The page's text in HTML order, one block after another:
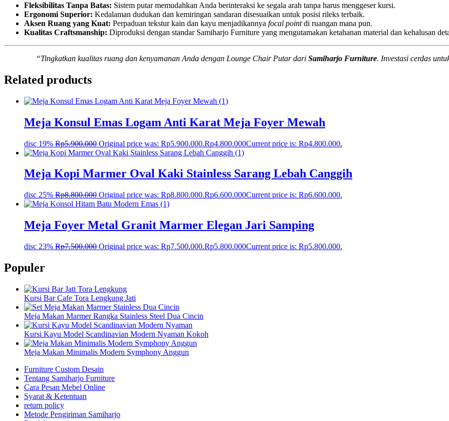
Fleksibilitas Tanpa Batas: Sistem putar memudahkan Anda berinteraksi ke segala arah tanpa harus menggeser kursi.
Ergonomi Superior: Kedalaman dudukan dan kemiringan sandaran disesuaikan untuk posisi rileks terbaik.
Aksen Ruang yang Kuat: Perpaduan tekstur kain dan kayu menjadikannya focal pointdi ruangan mana pun.
Kualitas Craftsmanship: Diproduksi dengan standar Samiharjo Furniture yang mengutamakan ketahanan material dan kehalusan
“Tingkatkan kualitas ruang dan kenyamanan Anda dengan Lounge Chair Putar dari Samiharjo Furniture. Investasi cerdas
Related products
Meja Konsul Emas Logam Anti Karat Meja Foyer Mewah
disc 19% Rp5.900.000 Original price was: Rp5.900.000.Rp4.800.000Current price is: Rp4.800.000.
Meja Kopi Marmer Oval Kaki Stainless Sarang Lebah Canggih
disc 25% Rp8.800.000 Original price was: Rp8.800.000.Rp6.600.000Current price is: Rp6.600.000.
Meja Foyer Metal Granit Marmer Elegan Jari Samping
disc 23% Rp7.500.000 Original price was: Rp7.500.000.Rp5.800.000Current price is: Rp5.800.000.
Populer
Kursi Bar Cafe Tora Lengkung Jati
Meja Makan Marmer Rangka Stainless Steel Dua Cincin
Kursi Kayu Model Scandinavian Modern Nyaman Kokoh
Meja Makan Minimalis Modern Symphony Anggun
Furniture Custom Desain
Tentang Samiharjo Furniture
Cara Pesan Mebel Online
Syarat & Ketentuan
return policy
Metode Pengiriman Samiharjo